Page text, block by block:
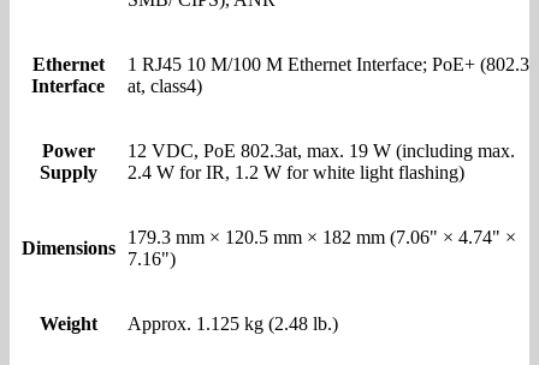
Ethernet
Interface
1 RJ45 10 M/100 M Ethernet Interface; PoE+ (802.3
at, class4)
Power
Supply
12 VDC, PoE 802.3at, max. 19 W (including max.
2.4 W for IR, 1.2 W for white light flashing)
Dimensions
179.3 mm × 120.5 mm × 182 mm (7.06" × 4.74" ×
7.16")
Weight Approx. 1.125 kg (2.48 lb.)